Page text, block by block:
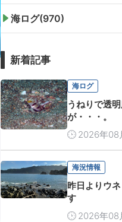
海ログ(970)
新着記事
海ログ
うねりで透
が・・・。
2026年08
海況情報
昨日よりウ
す
2026年08